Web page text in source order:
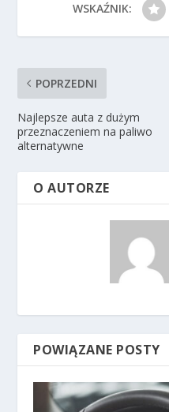
WSKAŹNIK:
POPRZEDNI
Najlepsze auta z dużym
przeznaczeniem na paliwo
alternatywne
O AUTORZE
POWIĄZANE POSTY